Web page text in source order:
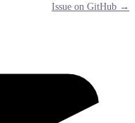
Issue on GitHub →